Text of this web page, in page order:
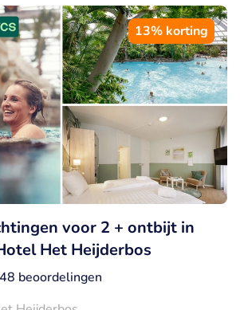
13% korting
voor 2 + ontbijt in
Het Heijderbos
beoordelingen